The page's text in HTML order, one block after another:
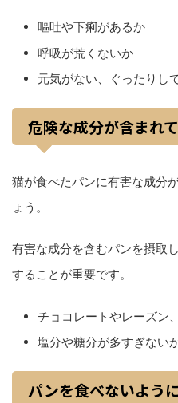
嘔吐や下痢があるか
呼吸が荒くないか
元気がない、ぐったりし
危険な成分が含まれ
猫が食べたパンに有害な成分
ょう。
有害な成分を含むパンを摂取
することが重要です。
チョコレートやレーズン
塩分や糖分が多すぎない
パンを食べないよう